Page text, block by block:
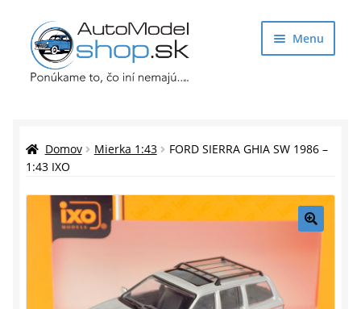
Preskočiť
na
navigáciu
Preskočiť
na
obsah
Menu
Auto Modely
Rozbaliť
Doplnky pre modelárov
menu
Darčekové predmety
Rozbaliť
menu
Domov Mierka 1:43
FORD SIERRA GHIA SW 1986 –
1:43 IXO